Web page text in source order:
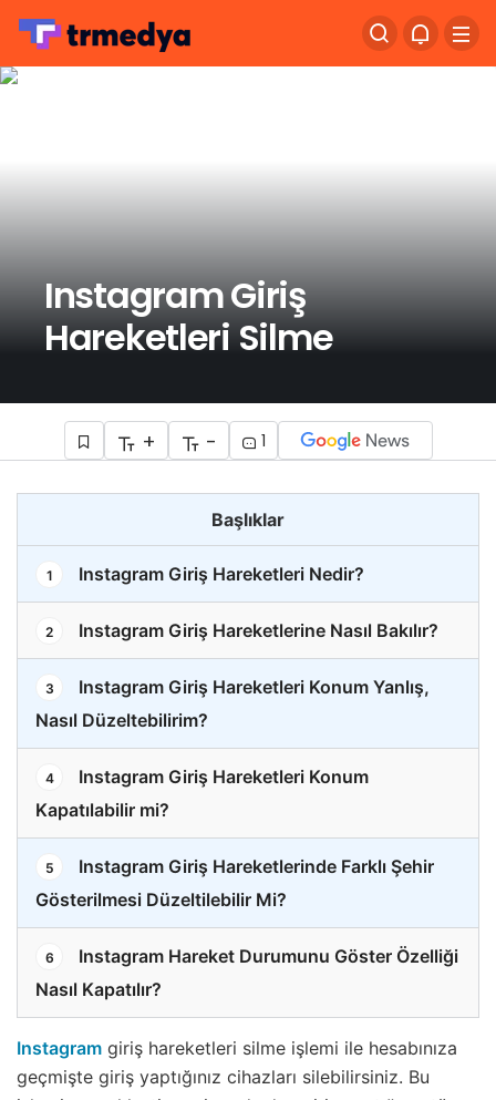
Instagram Giriş
Hareketleri Silme
+ - 1
Başlıklar
1 Instagram Giriş Hareketleri Nedir?
2 Instagram Giriş Hareketlerine Nasıl Bakılır?
3
Instagram Giriş Hareketleri Konum Yanlış,
Nasıl Düzeltebilirim?
4
Instagram Giriş Hareketleri Konum
Kapatılabilir mi?
5
Instagram Giriş Hareketlerinde Farklı Şehir
Gösterilmesi Düzeltilebilir Mi?
6
Instagram Hareket Durumunu Göster Özelliği
Nasıl Kapatılır?
Instagram giriş hareketleri silme işlemi ile hesabınıza
geçmişte giriş yaptığınız cihazları silebilirsiniz. Bu